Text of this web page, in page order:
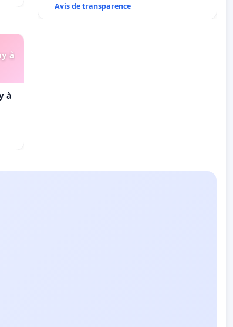
Avis de transparence
à
à